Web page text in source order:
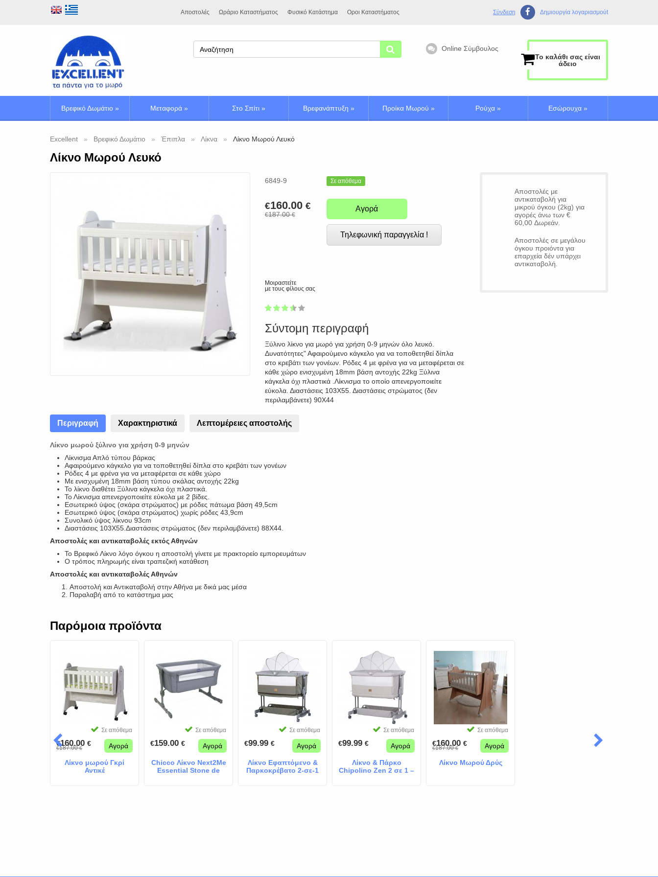
Σύνδεση Δημιουργία λογαριασμούt
Αποστολές Ωράριο Καταστήματος Φυσικό Κατάστημα Οροι Καταστήματος
Online Σύμβουλος
Το καλάθι σας είναι
άδειο
Βρεφικό Δωμάτιο» Μεταφορά » Στο Σπίτι » Βρεφανάπτυξη » Προίκα Μωρού » Ρούχα » Εσώρουχα »
Excellent Βρεφικό Δωμάτιο Έπιπλα Λίκνα Λίκνο Μωρού Λευκό
Λίκνο Μωρού Λευκό
6849-9 Σε απόθεμα
€160.00 €
€187.00€
Αγορά
Τηλεφωνική παραγγελία !
Μοιραστείτε
με τους φίλους σας
1
2
3
4
5
Σύντομη περιγραφή
Ξύλινο λίκνο για μωρό για χρήση 0-9 μηνών όλο λευκό.
Δυνατότητες" Αφαιρούμενο κάγκελο για να τοποθετηθεί δίπλα
στο κρεβάτι των γονέων. Ρόδες 4 με φρένα για να μεταφέρεται σε
κάθε χώρο ενισχυμένη 18mm βάση αντοχής 22kg Ξύλινα
κάγκελα όχι πλαστικά .Λίκνισμα το οποίο απενεργοποιείτε
εύκολα. Διαστάσεις 103Χ55. Διαστάσεις στρώματος (δεν
περιλαμβάνετε) 90Χ44
Αποστολές με
αντικαταβολή για
μικρού όγκου (2kg) για
αγορές άνω των €
60,00 Δωρεάν.
Αποστολές σε μεγάλου
όγκου προιόντα για
επαρχεία δέν υπάρχει
αντικαταβολή.
Περιγραφή Χαρακτηριστικά Λεπτομέρειες αποστολής
Λίκνο μωρού ξύλινο για χρήση 0-9 μηνών
Λίκνισμα Απλό τύπου βάρκας
Αφαιρούμενο κάγκελο για να τοποθετηθεί δίπλα στο κρεβάτι των γονέων
Ρόδες 4 με φρένα για να μεταφέρεται σε κάθε χώρο
Με ενισχυμένη 18mm βάση τύπου σκάλας αντοχής 22kg
Το λίκνο διαθέτει Ξύλινα κάγκελα όχι πλαστικά.
Το Λίκνισμα απενεργοποιείτε εύκολα με 2 βίδες.
Εσωτερικό ύψος (σκάρα στρώματος) με ρόδες πάτωμα βάση 49,5cm
Εσωτερικό ύψος (σκάρα στρώματος) χωρίς ρόδες 43,9cm
Συνολικό ύψος λίκνου 93cm
Διαστάσεις 103Χ55.Διαστάσεις στρώματος (δεν περιλαμβάνετε) 88Χ44.
Αποστολές και αντικαταβολές εκτός Αθηνών
Το Βρεφικό Λίκνο λόγο όγκου η αποστολή γίνετε με πρακτορείο εμπορευμάτων
Ο τρόπος πληρωμής είναι τραπεζική κατάθεση
Αποστολές και αντικαταβολές Αθηνών
Αποστολή και Αντικαταβολή στην Αθήνα με δικά μας μέσα
Παραλαβή από το κατάστημα μας
Παρόμοια προϊόντα
Σε απόθεμα
€160.00 €
€187.00€ Αγορά
Λίκνο μωρού Γκρί
Αντικέ
Σε απόθεμα
€159.00 € Αγορά
Chicco Λίκνο Next2Me
Essential Stone de
Σε απόθεμα
€99.99 € Αγορά
Λίκνο Εφαπτόμενο &
Παρκοκρέβατο 2-σε-1
Σε απόθεμα
€99.99 € Αγορά
Λίκνο & Πάρκο
Chipolino Zen 2 σε 1 –
Σε απόθεμα
€160.00 €
€187.00€ Αγορά
Λίκνο Μωρού Δρύς